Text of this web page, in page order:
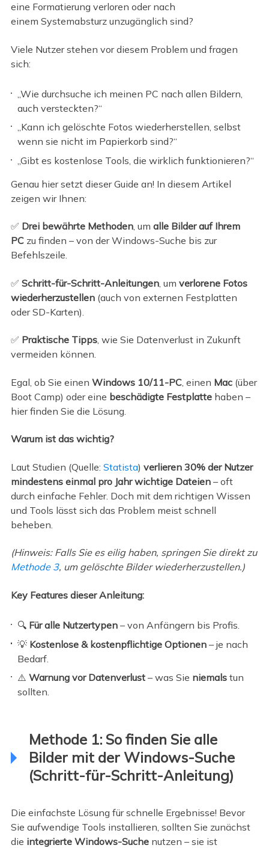
eine Formatierung verloren oder nach
einem Systemabsturz unzugänglich sind?
Viele Nutzer stehen vor diesem Problem und fragen
sich:
„Wie durchsuche ich meinen PC nach allen Bildern,
auch versteckten?“
„Kann ich gelöschte Fotos wiederherstellen, selbst
wenn sie nicht im Papierkorb sind?“
„Gibt es kostenlose Tools, die wirklich funktionieren?“
Genau hier setzt dieser Guide an! In diesem Artikel
zeigen wir Ihnen:
✅ Drei bewährte Methoden, um alle Bilder auf Ihrem
PCzu finden – von der Windows-Suche bis zur
Befehlszeile.
✅ Schritt-für-Schritt-Anleitungen, um verlorene Fotos
wiederherzustellen(auch von externen Festplatten
oder SD-Karten).
✅ Praktische Tipps, wie Sie Datenverlust in Zukunft
vermeiden können.
Egal, ob Sie einen Windows 10/11-PC, einen Mac(über
Boot Camp) oder eine beschädigte Festplattehaben –
hier finden Sie die Lösung.
Warum ist das wichtig?
Laut Studien (Quelle: Statista) verlieren 30% der Nutzer
mindestens einmal pro Jahr wichtige Dateien– oft
durch einfache Fehler. Doch mit dem richtigen Wissen
und Tools lässt sich das Problem meist schnell
beheben.
(Hinweis: Falls Sie es eilig haben, springen Sie direkt zu
Methode 3, um gelöschte Bilder wiederherzustellen.)
Key Features dieser Anleitung:
🔍 Für alle Nutzertypen – von Anfängern bis Profis.
💡 Kostenlose & kostenpflichtige Optionen – je nach
Bedarf.
⚠️Warnung vor Datenverlust – was Sie niemals tun
sollten.
Methode 1: So finden Sie alle
Bilder mit der Windows-Suche
(Schritt-für-Schritt-Anleitung)
Die einfachste Lösung für schnelle Ergebnisse! Bevor
Sie aufwendige Tools installieren, sollten Sie zunächst
die integrierte Windows-Suchenutzen – sie ist